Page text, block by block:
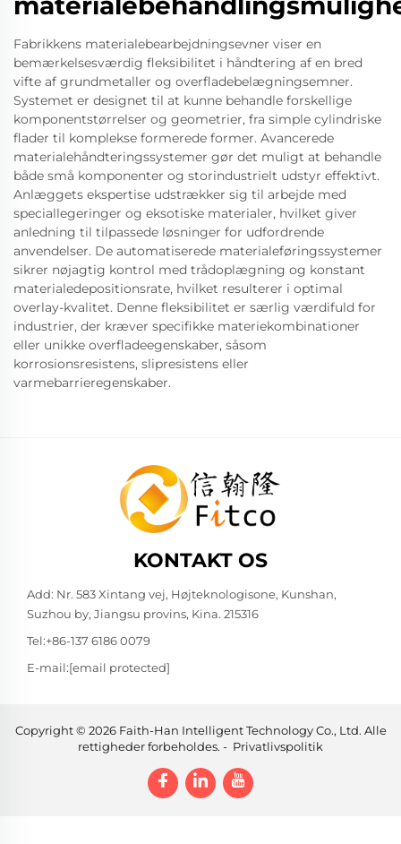
Fabrikkens materialebearbejdningsevner viser en
bemærkelsesværdig fleksibilitet i håndtering af en bred
vifte af grundmetaller og overfladebelægningsemner.
Systemet er designet til at kunne behandle forskellige
komponentstørrelser og geometrier, fra simple cylindriske
flader til komplekse formerede former. Avancerede
materialehåndteringssystemer gør det muligt at behandle
både små komponenter og storindustrielt udstyr effektivt.
Anlæggets ekspertise udstrækker sig til arbejde med
speciallegeringer og eksotiske materialer, hvilket giver
anledning til tilpassede løsninger for udfordrende
anvendelser. De automatiserede materialeføringssystemer
sikrer nøjagtig kontrol med trådoplægning og konstant
materialedepositionsrate, hvilket resulterer i optimal
overlay-kvalitet. Denne fleksibilitet er særlig værdifuld for
industrier, der kræver specifikke materiekombinationer
eller unikke overfladeegenskaber, såsom
korrosionsresistens, slipresistens eller
varmebarrieregenskaber.
KONTAKT OS
Add: Nr. 583 Xintang vej, Højteknologisone, Kunshan,
Suzhou by, Jiangsu provins, Kina. 215316
Tel:+86-137 6186 0079
E-mail:[email protected]
Copyright © 2026 Faith-Han Intelligent Technology Co., Ltd. Alle
rettigheder forbeholdes. - Privatlivspolitik